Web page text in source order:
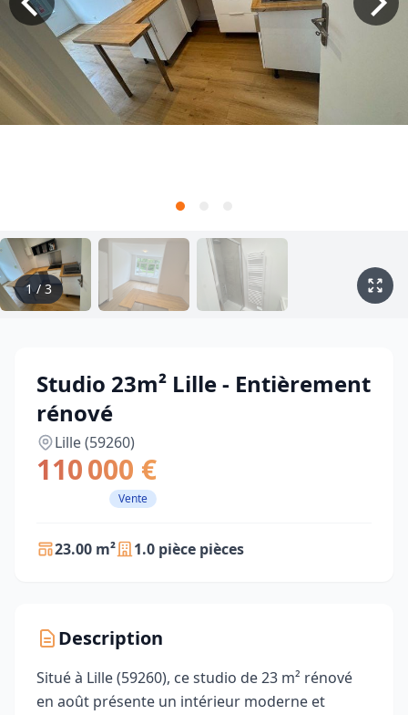
1/3
Studio 23m² Lille - Entièrement
rénové
Lille (59260)
110 000 €
Vente
23.00 m² 1.0 pièce pièces
Description
Situé à Lille (59260), ce studio de 23 m² rénové
en août présente un intérieur moderne et